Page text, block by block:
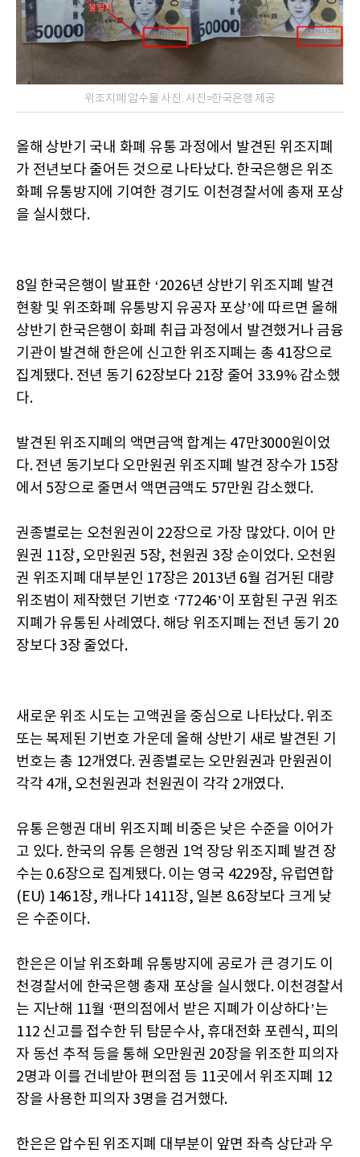
위조지폐 압수물 사진. 사진=한국은행 제공
올해 상반기 국내 화폐 유통 과정에서 발견된 위조지폐
가 전년보다 줄어든 것으로 나타났다. 한국은행은 위조
화폐 유통방지에 기여한 경기도 이천경찰서에 총재 포상
을 실시했다.
8일 한국은행이 발표한 ‘2026년 상반기 위조지폐 발견
현황 및 위조화폐 유통방지 유공자 포상’에 따르면 올해
상반기 한국은행이 화폐 취급 과정에서 발견했거나 금융
기관이 발견해 한은에 신고한 위조지폐는 총 41장으로
집계됐다. 전년 동기 62장보다 21장 줄어 33.9% 감소했
다.
발견된 위조지폐의 액면금액 합계는 47만3000원이었
다. 전년 동기보다 오만원권 위조지폐 발견 장수가 15장
에서 5장으로 줄면서 액면금액도 57만원 감소했다.
권종별로는 오천원권이 22장으로 가장 많았다. 이어 만
원권 11장, 오만원권 5장, 천원권 3장 순이었다. 오천원
권 위조지폐 대부분인 17장은 2013년 6월 검거된 대량
위조범이 제작했던 기번호 ‘77246’이 포함된 구권 위조
지폐가 유통된 사례였다. 해당 위조지폐는 전년 동기 20
장보다 3장 줄었다.
새로운 위조 시도는 고액권을 중심으로 나타났다. 위조
또는 복제된 기번호 가운데 올해 상반기 새로 발견된 기
번호는 총 12개였다. 권종별로는 오만원권과 만원권이
각각 4개, 오천원권과 천원권이 각각 2개였다.
유통 은행권 대비 위조지폐 비중은 낮은 수준을 이어가
고 있다. 한국의 유통 은행권 1억 장당 위조지폐 발견 장
수는 0.6장으로 집계됐다. 이는 영국 4229장, 유럽연합
(EU) 1461장, 캐나다 1411장, 일본 8.6장보다 크게 낮
은 수준이다.
한은은 이날 위조화폐 유통방지에 공로가 큰 경기도 이
천경찰서에 한국은행 총재 포상을 실시했다. 이천경찰서
는 지난해 11월 ‘편의점에서 받은 지폐가 이상하다’는
112 신고를 접수한 뒤 탐문수사, 휴대전화 포렌식, 피의
자 동선 추적 등을 통해 오만원권 20장을 위조한 피의자
2명과 이를 건네받아 편의점 등 11곳에서 위조지폐 12
장을 사용한 피의자 3명을 검거했다.
한은은 압수된 위조지폐 대부분이 앞면 좌측 상단과 우